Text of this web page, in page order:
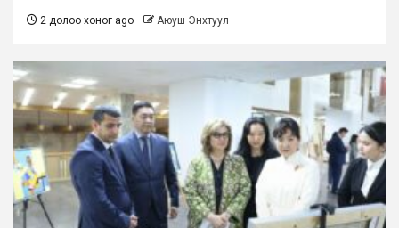
2 долоо хоног ago Аюуш Энхтуул